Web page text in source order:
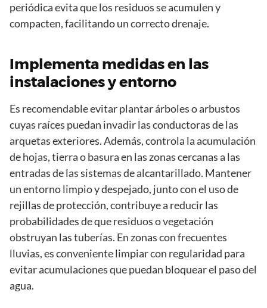
periódica evita que los residuos se acumulen y
compacten, facilitando un correcto drenaje.
Implementa medidas en las
instalaciones y entorno
Es recomendable evitar plantar árboles o arbustos
cuyas raíces puedan invadir las conductoras de las
arquetas exteriores. Además, controla la acumulación
de hojas, tierra o basura en las zonas cercanas a las
entradas de las sistemas de alcantarillado. Mantener
un entorno limpio y despejado, junto con el uso de
rejillas de protección, contribuye a reducir las
probabilidades de que residuos o vegetación
obstruyan las tuberías. En zonas con frecuentes
lluvias, es conveniente limpiar con regularidad para
evitar acumulaciones que puedan bloquear el paso del
agua.